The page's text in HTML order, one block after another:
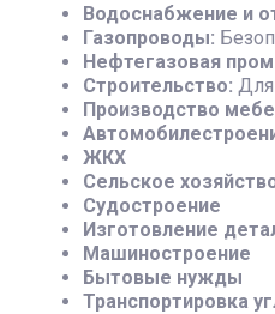
Водоснабжение и
Газопроводы:
Нефтегазовая
Строительство: Для
Производство
ЖКХ
Сельское
Судостроение
Изготовление
Машиностроение
Бытовые нужды
Транспортировка